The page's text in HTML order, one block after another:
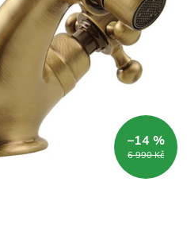
6 990 Kč
–14 %